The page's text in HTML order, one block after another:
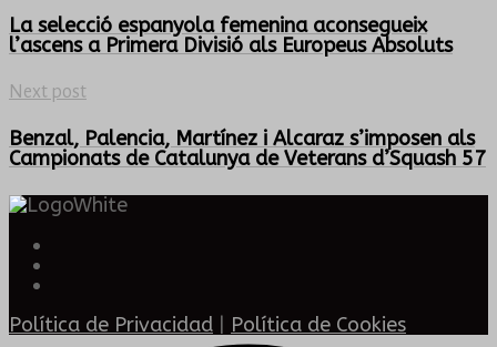
La selecció espanyola femenina aconsegueix
l’ascens a Primera Divisió als Europeus Absoluts
Next post
Benzal, Palencia, Martínez i Alcaraz s’imposen als
Campionats de Catalunya de Veterans d’Squash 57
Política de Privacidad Política de Cookies